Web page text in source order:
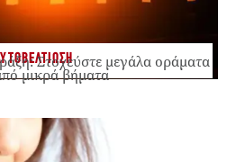
Στοχεύστε μεγάλα οράματα
μικρά βήματα